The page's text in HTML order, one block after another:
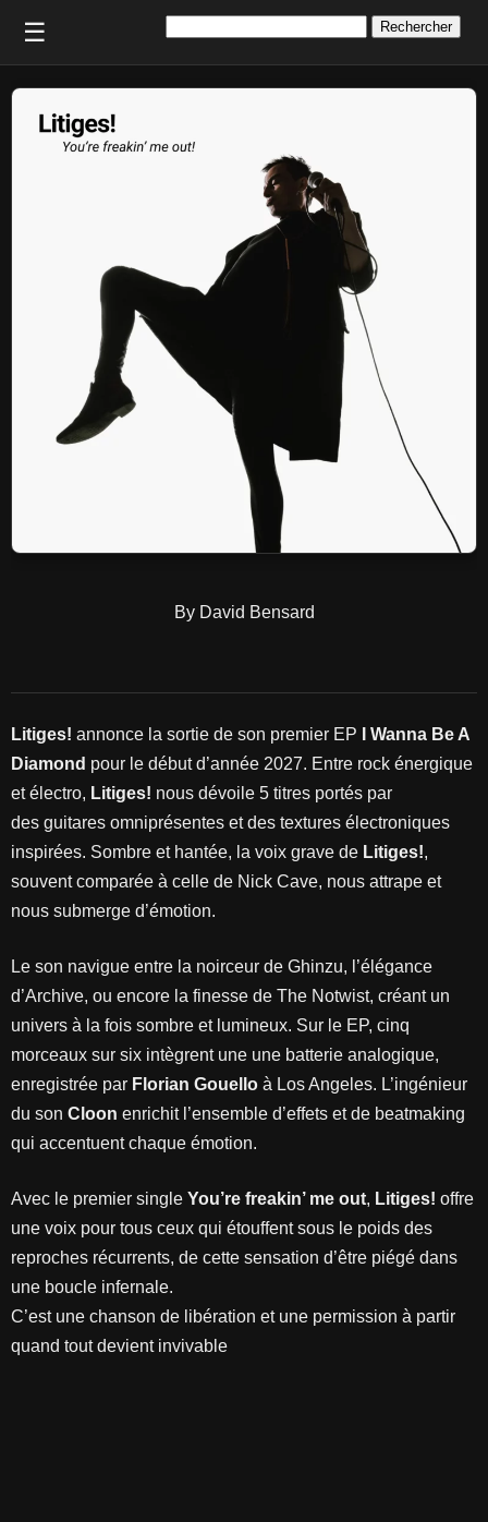
☰
By David Bensard
Litiges! annonce la sortie de son premier EP
I Wanna Be A
Diamond pour le début d’année 2027. Entre rock énergique
et électro, Litiges! nous dévoile 5 titres portés par
des guitares omniprésentes et des textures électroniques
inspirées. Sombre et hantée, la voix grave de Litiges!,
souvent comparée à celle de Nick Cave, nous attrape et
nous submerge d’émotion.
Le son navigue entre la noirceur de Ghinzu, l’élégance
d’Archive, ou encore la finesse de The Notwist, créant un
univers à la fois sombre et lumineux. Sur le EP, cinq
morceaux sur six intègrent une une batterie analogique,
enregistrée par Florian Gouello à Los Angeles. L’ingénieur
du son Cloon enrichit l’ensemble d’effets et de beatmaking
qui accentuent chaque émotion.
Avec le premier single You’re freakin’ me out, Litiges! offre
une voix pour tous ceux qui étouffent sous le poids des
reproches récurrents, de cette sensation d’être piégé dans
une boucle infernale.
C’est une chanson de libération et une permission à partir
quand tout devient invivable